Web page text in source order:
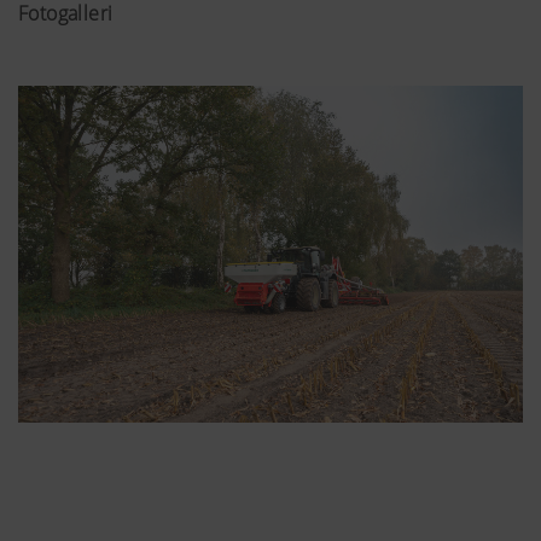
ydeevne. Derfor anvender vi analyseteknologier
og hvor ofte det anvendes.
Cookiens
formål
Google
Analytics
Analyse af
brugen af
hjemmesiden –
se nedenfor.
6 Måneder
Fotogalleri